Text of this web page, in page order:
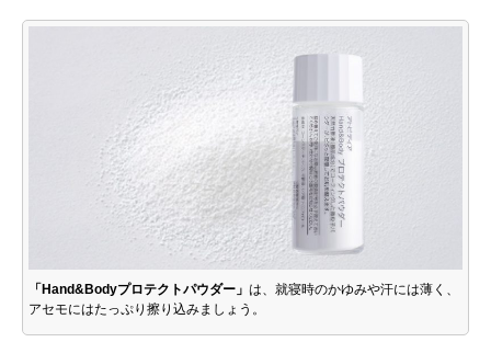
「Hand&Bodyプロテクトパウダー」 は、就寝時のかゆみや汗には薄く、
アセモにはたっぷり擦り込みましょう。